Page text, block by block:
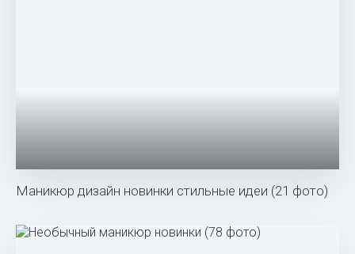
Маникюр дизайн новинки стильные идеи (21 фото)